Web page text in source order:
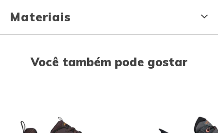
Materiais
Você também pode gostar